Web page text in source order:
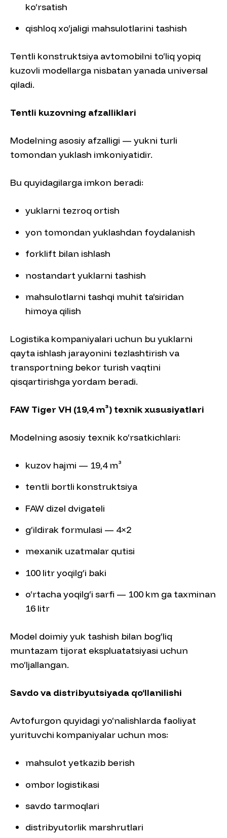
ko‘rsatish
qishloq xo‘jaligi mahsulotlarini tashish
Tentli konstruktsiya avtomobilni to‘liq yopiq
kuzovli modellarga nisbatan yanada universal
qiladi.
Tentli kuzovning afzalliklari
Modelning asosiy afzalligi — yukni turli
tomondan yuklash imkoniyatidir.
Bu quyidagilarga imkon beradi:
yuklarni tezroq ortish
yon tomondan yuklashdan foydalanish
forklift bilan ishlash
nostandart yuklarni tashish
mahsulotlarni tashqi muhit ta’siridan
himoya qilish
Logistika kompaniyalari uchun bu yuklarni
qayta ishlash jarayonini tezlashtirish va
transportning bekor turish vaqtini
qisqartirishga yordam beradi.
FAW Tiger VH (19,4 m³) texnik xususiyatlari
Modelning asosiy texnik ko‘rsatkichlari:
kuzov hajmi — 19,4 m³
tentli bortli konstruktsiya
FAW dizel dvigateli
g‘ildirak formulasi — 4×2
mexanik uzatmalar qutisi
100 litr yoqilg‘i baki
o‘rtacha yoqilg‘i sarfi — 100 km ga taxminan
16 litr
Model doimiy yuk tashish bilan bog‘liq
muntazam tijorat ekspluatatsiyasi uchun
mo‘ljallangan.
Savdo va distribyutsiyada qo‘llanilishi
Avtofurgon quyidagi yo‘nalishlarda faoliyat
yurituvchi kompaniyalar uchun mos:
mahsulot yetkazib berish
ombor logistikasi
savdo tarmoqlari
distribyutorlik marshrutlari